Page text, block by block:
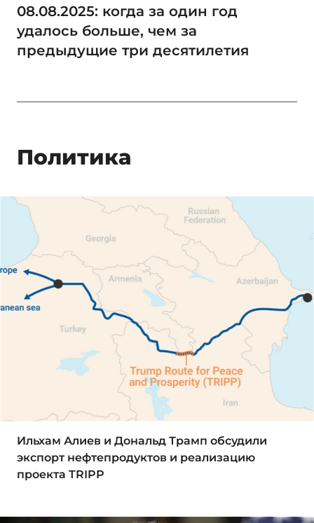
08.08.2025: когда за один год
удалось больше, чем за
предыдущие три десятилетия
Политика
Ильхам Алиев и Дональд Трамп обсудили
экспорт нефтепродуктов и реализацию
проекта TRIPP